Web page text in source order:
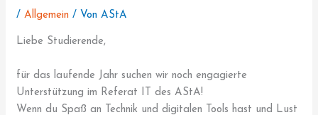
/Allgemein / VonAStA
Liebe Studierende,
für das laufende Jahr suchen wir noch engagierte
Unterstützung im Referat IT des AStA!
Wenn du Spaß an Technik und digitalen Tools hast und Lust